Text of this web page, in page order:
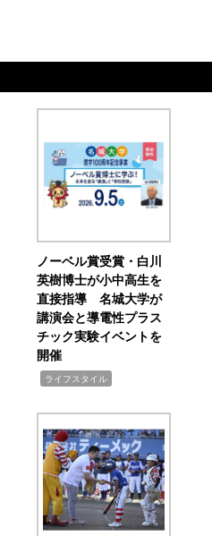
ノーベル賞受賞・白川
英樹博士が小中高生を
直接指導 名城大学が
講演会と導電性プラス
チック実験イベントを
開催
ライフスタイル